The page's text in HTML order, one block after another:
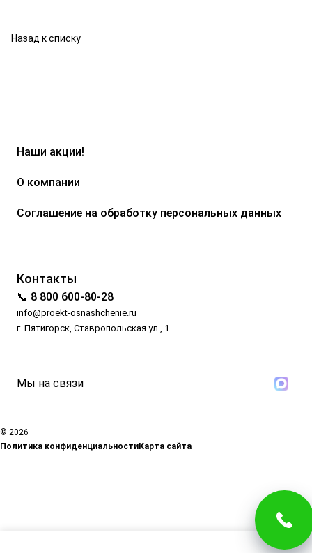
Назад к списку
Наши акции!
О компании
Соглашение на обработку персональных данных
Контакты
📞 8 800 600-80-28
info@proekt-osnashchenie.ru
г. Пятигорск, Ставропольская ул., 1
Мы на связи
© 2026
Политика конфиденциальностиКарта сайта